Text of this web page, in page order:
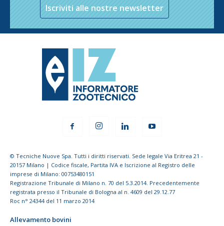
Iscriviti alle nostre newsletter
© Tecniche Nuove Spa. Tutti i diritti riservati. Sede legale Via Eritrea 21 -
20157 Milano | Codice fiscale, Partita IVA e Iscrizione al Registro delle
imprese di Milano: 00753480151
Registrazione Tribunale di Milano n. 70 del 5.3.2014. Precedentemente
registrata presso il Tribunale di Bologna al n. 4609 del 29.12.77
Roc n° 24344 del 11 marzo 2014
Allevamento bovini